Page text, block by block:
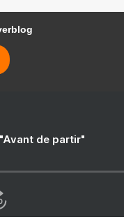
de partir"